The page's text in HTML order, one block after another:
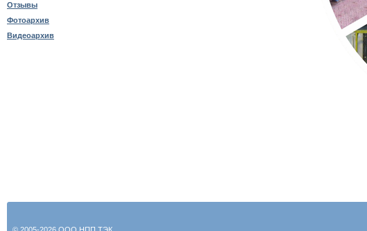
Отзывы
Фотоархив
Видеоархив